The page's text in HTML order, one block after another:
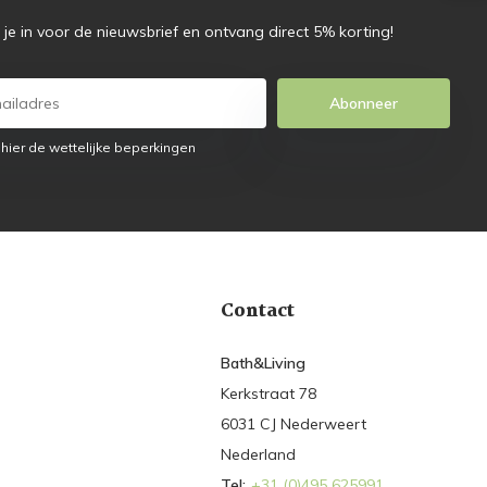
je in voor de nieuwsbrief en ontvang direct 5% korting!
Abonneer
de wettelijke beperkingen
Contact
Bath&Living
Kerkstraat 78
6031 CJ Nederweert
Nederland